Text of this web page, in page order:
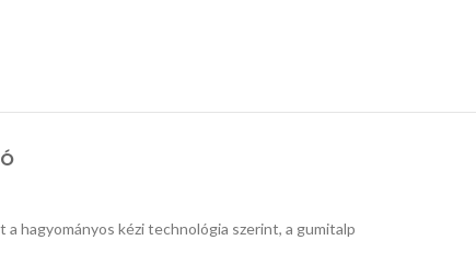
hagyományos kézi technológia szerint, a gumitalp